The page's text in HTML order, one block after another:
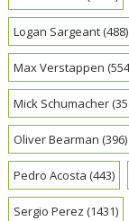
Logan Sargeant(488)
Max Verstappen
Mick Schumacher
Oliver Bearman (396)
Pedro Acosta (443)
Sergio Perez (1431)